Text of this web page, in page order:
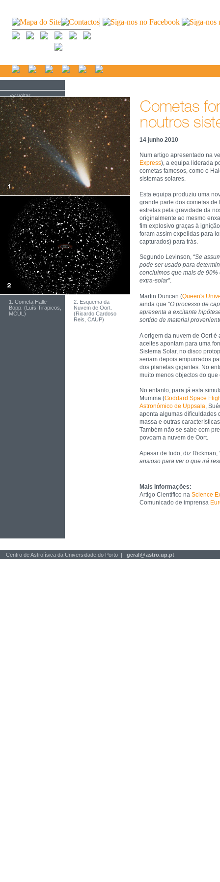
<< voltar
14 junho 2010
Num artigo apresentado na
Express), a equipa liderada
cometas famosos, como o
sistemas solares.
Esta equipa produziu uma
grande parte dos cometas
estrelas pela gravidade da
originalmente ao mesmo
fim explosivo graças à
foram assim expelidas para
capturados) para trás.
Segundo Levinson, “Se
pode ser usado para
concluímos que mais de
extra-solar”.
Martin Duncan (Queen's
ainda que “O processo de
apresenta a excitante
sortido de material
A origem da nuvem de Oort
aceites apontam para uma
Sistema Solar, no disco
seriam depois empurrados
dos planetas gigantes. No
muito menos objectos do
No entanto, para já esta
Mumma (Goddard Space
Astronómico de Uppsala,
aponta algumas dificuldades
massa e outras
Também não se sabe com
povoam a nuvem de Oort.
Apesar de tudo, diz Rickman,
ansioso para ver o que irá
Mais Informações:
Artigo Científico na Science
Comunicado de imprensa
1. Cometa Halle-
Bopp. (Luís Tirapicos,
MCUL)
2. Esquema da
Nuvem de Oort.
(Ricardo Cardoso
Reis, CAUP)
Centro de Astrofísica da Universidade do Porto | geral@astro.up.pt